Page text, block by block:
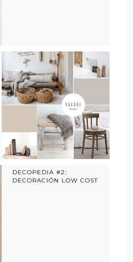
DECOPEDIA #2:
DECORACIÓN LOW COST